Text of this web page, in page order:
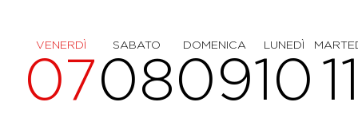
VENERDÌ
07 SABATO
08 DOMENICA
09 LUNEDÌ
10